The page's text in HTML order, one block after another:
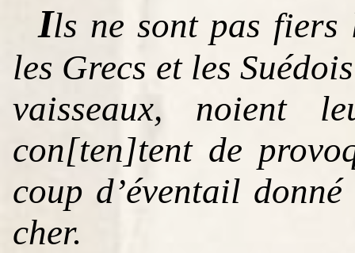
Ils ne sont pas fiers
les Grecs et les
vaisseaux, noient
con[ten]tent de
coup d’éventail
cher.